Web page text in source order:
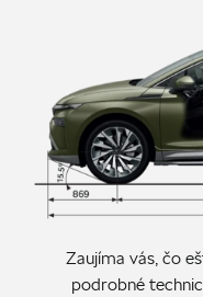
Zaujíma vás, čo
podrobné